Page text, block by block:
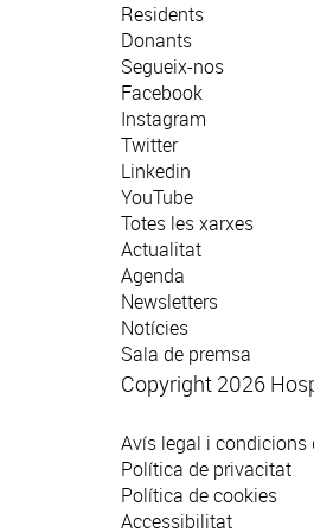
Residents
Donants
Segueix-nos
Facebook
Instagram
Twitter
Linkedin
YouTube
Totes les xarxes
Actualitat
Agenda
Newsletters
Notícies
Sala de premsa
Copyright 2026
Avís legal i condicions
Política de privacitat
Política de cookies
Accessibilitat